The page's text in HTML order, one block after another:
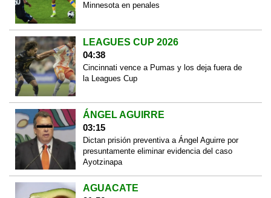
Minnesota en penales
LEAGUES CUP 2026
04:38
Cincinnati vence a Pumas y los deja fuera de
la Leagues Cup
ÁNGEL AGUIRRE
03:15
Dictan prisión preventiva a Ángel Aguirre por
presuntamente eliminar evidencia del caso
Ayotzinapa
AGUACATE